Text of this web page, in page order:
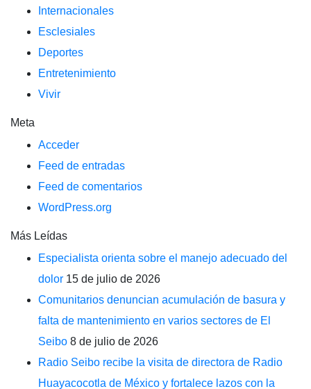
Internacionales
Esclesiales
Deportes
Entretenimiento
Vivir
Meta
Acceder
Feed de entradas
Feed de comentarios
WordPress.org
Más Leídas
Especialista orienta sobre el manejo adecuado del
dolor 15 de julio de 2026
Comunitarios denuncian acumulación de basura y
falta de mantenimiento en varios sectores de El
Seibo 8 de julio de 2026
Radio Seibo recibe la visita de directora de Radio
Huayacocotla de México y fortalece lazos con la